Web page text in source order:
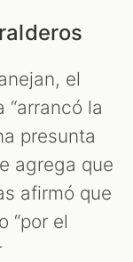
el
“arrancó la
presunta
agrega que
afirmó que
“por el